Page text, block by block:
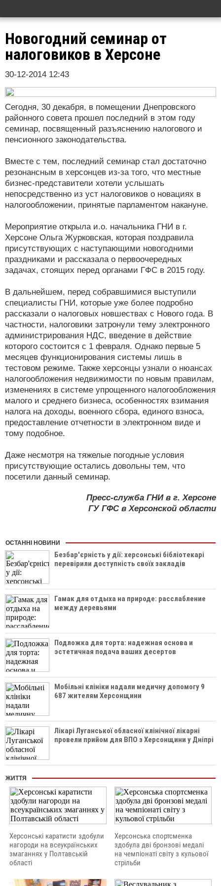
Новогодний семинар от
налоговиков в Херсоне
30-12-2014 12:43
Сегодня, 30 декабря, в помещении Днепровского
районного совета прошел последний в этом году
семинар, посвященный разъяснению налогового и
пенсионного законодательства.
Вместе с тем, последний семинар стал достаточно
резонансным в херсонцев из-за того, что местные
бизнес-представители хотели услышать
непосредственно из уст налоговиков о новациях в
налогообложении, принятые парламентом накануне.
Мероприятие открыла и.о. начальника ГНИ в г.
Херсоне Ольга Журковская, которая поздравила
присутствующих с наступающими новогодними
праздниками и рассказала о первоочередных
задачах, стоящих перед органами ГФС в 2015 году.
В дальнейшем, перед собравшимися выступили
специалисты ГНИ, которые уже более подробно
рассказали о налоговых новшествах с Нового года. В
частности, налоговики затронули тему электронного
администрирования НДС, введение в действие
которого состоится с 1 февраля. Однако первые 5
месяцев функционирования системы лишь в
тестовом режиме. Также херсонцы узнали о нюансах
налогообложения недвижимости по новым правилам,
изменениях в системе упрощенного налогообложения
малого и среднего бизнеса, особенностях взимания
налога на доходы, военного сбора, единого взноса,
предоставление отчетности в электронном виде и
тому подобное.
Даже несмотря на тяжелые погодные условия
присутствующие остались довольны тем, что
посетили данный семинар.
Пресс-служба ГНИ в г. Херсоне
ГУ ГФС в Херсонской области
ОСТАННІ НОВИНИ
Безбар'єрність у дії: херсонські бібліотекарі
перевірили доступність своїх закладів
Гамак для отдыха на природе: расслабление
между деревьями
Подложка для торта: надежная основа и
эстетичная подача ваших десертов
Мобільні клініки надали медичну допомогу 9
687 жителям Херсонщини
Лікарі Луганської обласної клінічної лікарні
провели прийом для ВПО з Херсонщини у Дніпрі
ЖИТТЯ
Херсонські каратисти здобули
нагороди на всеукраїнських
змаганнях у Полтавській
області
Херсонська спортсменка
здобула дві бронзові медалі
на чемпіонаті світу з кульової
стрільби